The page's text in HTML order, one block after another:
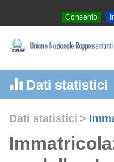
Consento
Dati statistici
Dati statistici >